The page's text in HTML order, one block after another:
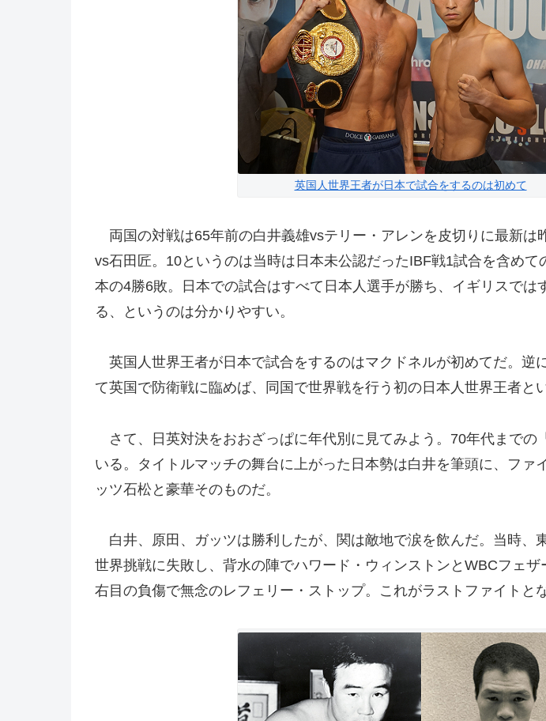
英国人世界王者が日本で試合をするのは初めて
両国の対戦は65年前の白井義雄vsテリー・アレンを皮切りに最新は
vs石田匠。10というのは当時は日本未公認だったIBF戦1試合を含めて
本の4勝6敗。日本での試合はすべて日本人選手が勝ち、イギリスでは
る、というのは分かりやすい。
英国人世界王者が日本で試合をするのはマクドネルが初めてだ。逆
て英国で防衛戦に臨めば、同国で世界戦を行う初の日本人世界王者と
さて、日英対決をおおざっぱに年代別に見てみよう。70年代までの
いる。タイトルマッチの舞台に上がった日本勢は白井を筆頭に、ファ
ッツ石松と豪華そのものだ。
白井、原田、ガッツは勝利したが、関は敵地で涙を飲んだ。当時、
世界挑戦に失敗し、背水の陣でハワード・ウィンストンとWBCフェ
右目の負傷で無念のレフェリー・ストップ。これがラストファイトとな